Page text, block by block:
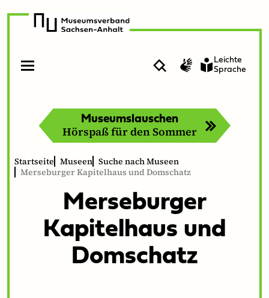
Navigation
Inhalt
Suche Gebärdensprache
Leichte
Sprache
Museumslauschen
Hörspaß für den Sommer
Startseite Museen Suche nach Museen
Merseburger Kapitelhaus und Domschatz
Merse­burg­er
Kapitel­haus und
Domschatz